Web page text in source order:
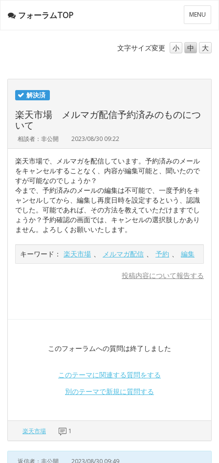
メ
ニ
ー
MENU
フォーラムTOP
文字サイズ変更 小 中 大
解決済
楽天市場 メルマガ配信予約済みのものにつ
いて
相談者：非公開 2023/08/30 09:22
楽天市場で、メルマガを配信しています。予約済みのメール
をキャンセルすることなく、内容が編集可能と、聞いたので
すが可能なのでしょうか？
今まで、予約済みのメールの編集は不可能で、一度予約をキ
ャンセルしてから、編集し再度日時を設定するという、認識
でした。可能であれば、その方法を教えていただけますでし
ょうか？予約確認の画面では、キャンセルの選択肢しかあり
ません。よろしくお願いいたします。
キーワード： 楽天市場 、 メルマガ配信 、 予約 、 編集
投稿内容について報告する
このフォーラムへの質問は終了しました
このテーマに関連する質問をする
別のテーマで新規に質問する
楽天市場 1
返信者：非公開 2023/08/30 09:49